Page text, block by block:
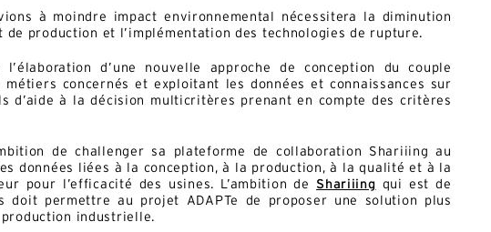
à moindre impact environnemental nécessitera la diminution
production et l’implémentation des technologies de rupture.
d’une nouvelle approche de conception du couple
concernés et exploitant les données et connaissances sur
d’aide à la décision multicritères prenant en compte des critères
de challenger sa plateforme de collaboration Shariiing au
données liées à la conception, à la production, à la qualité et à la
pour l’efficacité des usines. L’ambition de Shariiing qui est de
permettre au projet ADAPTe de proposer une solution plus
industrielle.